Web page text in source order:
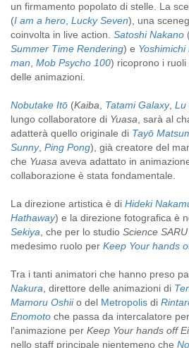
un firmamento popolato di stelle. La
(I am a hero, Lucky Seven), una
coinvolta in live action. Satoshi Nakano
Summer Time Rendering) e Yoshimichi
man, Mob Psycho 100) ricoprono i
delle animazioni.
Nobutake Itō (Kaiba, Tatami Galaxy, Lu
lungo collaboratore di Yuasa, sarà al
adatterà quello originale di Tayō
Sunny, Ping Pong), già creatore del
che Yuasa aveva adattato in
collaborazione è stata fondamentale.
La direzione artistica è di Hideki
Hathaway) e la direzione fotografica è
Sekiya, che per lo studio Science SARU
medesimo ruolo per Keep Your hands
Tra i tanti animatori che hanno preso
Nakura, direttore delle animazioni di
Mamoru Oshiio del Metropolis di
Enomoto che passa da intercalatore per
l'animazione per Keep Your hands off
nello staff principale nientemeno che